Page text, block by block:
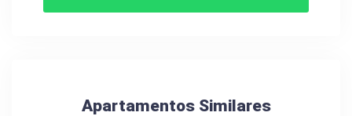
Apartamentos Similares